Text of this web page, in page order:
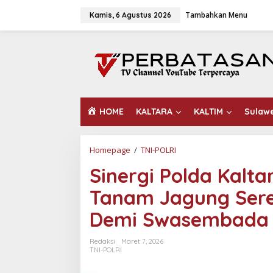
Kamis, 6 Agustus 2026 Tambahkan Menu
HOME KALTARA KALTIM
Homepage / TNI-POLRI
n
e
r
g
i
P
Sinergi Polda
Tanam Jagung
Demi
Redaksi
Maret 7, 2026
TNI-POLRI